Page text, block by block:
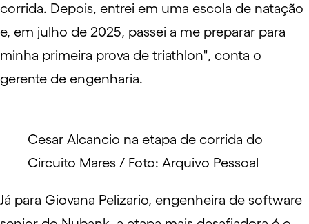
corrida. Depois, entrei em uma escola de natação
e, em julho de 2025, passei a me preparar para
minha primeira prova de triathlon", conta o
gerente de engenharia.
Cesar Alcancio na etapa de corrida do
Circuito Mares / Foto: Arquivo Pessoal
Já para Giovana Pelizario, engenheira de software